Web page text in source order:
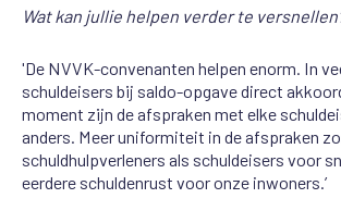
Wat kan jullie helpen verder te
'De NVVK-convenanten helpen enorm. In
schuldeisers bij saldo-opgave direct
moment zijn de afspraken met elke
anders. Meer uniformiteit in de afspraken
schuldhulpverleners als schuldeisers voor
eerdere schuldenrust voor onze inwoners.’